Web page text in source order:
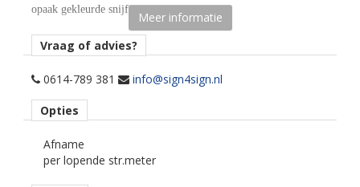
opaak gekleurde snijfolie.
kenmerk belijming
permanent, transparant, water gebaseerd.
vlak, licht gebogen.
Dikte
64 mu
Meer informatie
Vraag of advies?
0614-789 381 info@sign4sign.nl
Opties
Afname
per lopende str.meter